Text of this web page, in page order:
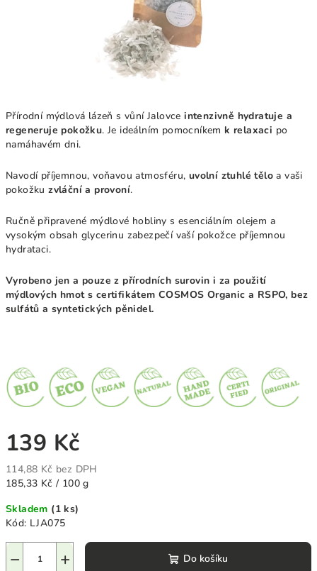
Přírodní mýdlová lázeň s vůní Jalovceintenzivně hydratuje a
regeneruje pokožku. Je ideálním pomocníkem k relaxaci po
namáhavém dni.
Navodí příjemnou, voňavou atmosféru, uvolní ztuhlé tělo a vaši
pokožku zvláční a provoní.
Ručně připravené mýdlové hobliny s esenciálním olejem a
vysokým obsah glycerinu zabezpečí vaší pokožce příjemnou
hydrataci.
Vyrobeno jen a pouze z přírodních surovin i za použití
mýdlových hmot s certifikátem COSMOS Organic a RSPO, bez
sulfátů a syntetických pěnidel.
139 Kč
114,88 Kč bez DPH
Měrná
185,33 Kč / 100 g
Skladem (1 ks)
Kód: LJA075
+
− Do košíku